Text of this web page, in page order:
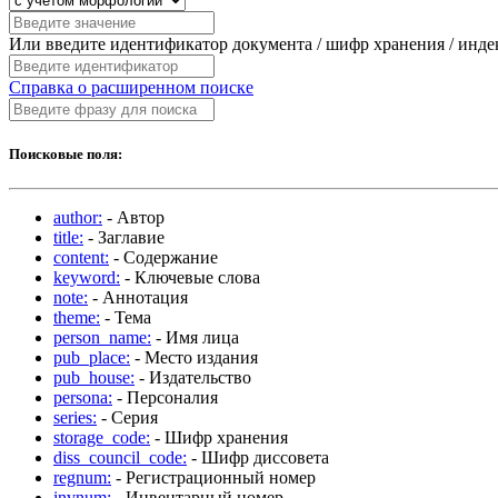
Или введите идентификатор документа / шифр хранения /
Справка о расширенном поиске
Поисковые поля:
author: - Автор
title: - Заглавие
content: - Содержание
keyword: - Ключевые слова
note: - Аннотация
theme: - Тема
person_name: - Имя лица
pub_place: - Место издания
pub_house: - Издательство
persona: - Персоналия
series: - Серия
storage_code: - Шифр хранения
diss_council_code: - Шифр диссовета
regnum: - Регистрационный номер